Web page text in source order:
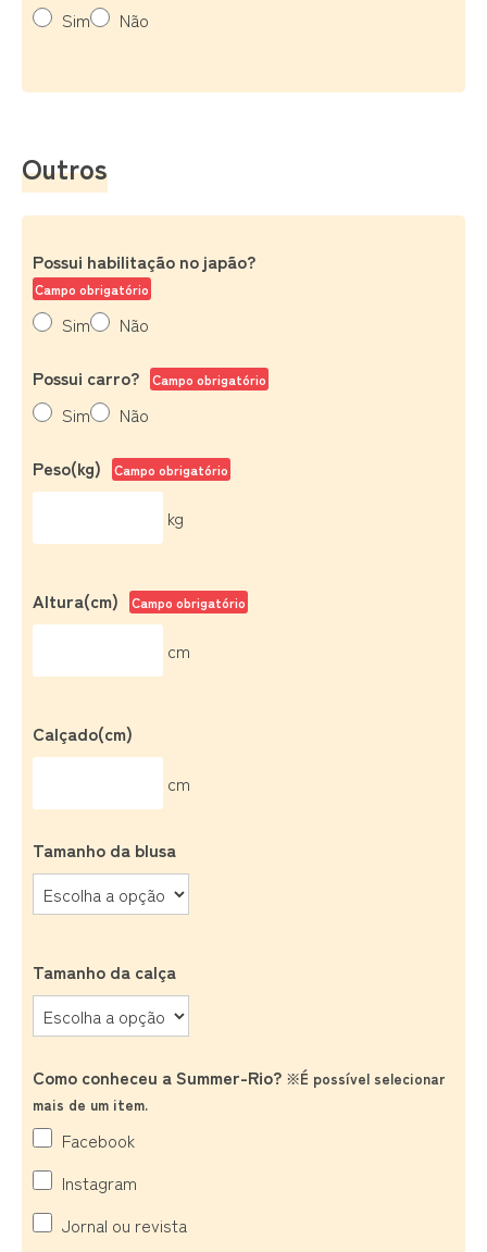
Sim Não
Outros
Possui habilitação no japão?
Campo obrigatório
Sim Não
Possui carro? Campo obrigatório
Sim Não
Peso(kg) Campo obrigatório
kg
Altura(cm) Campo obrigatório
cm
Calçado(cm)
cm
Tamanho da blusa
Tamanho da calça
Como conheceu a Summer-Rio? ※É possível selecionar
mais de um item.
Facebook
Instagram
Jornal ou revista